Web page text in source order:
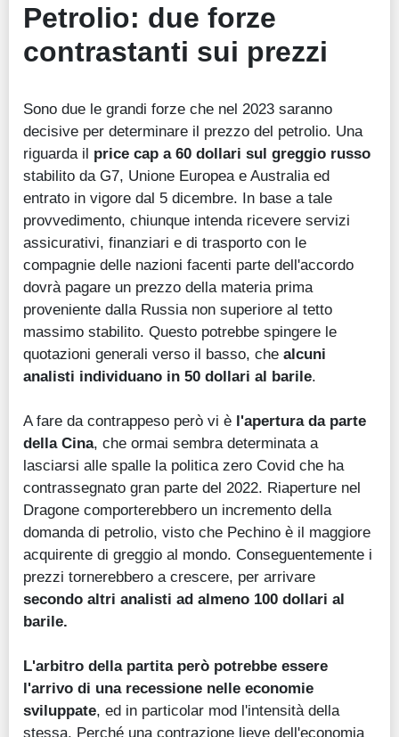
Petrolio: due forze
contrastanti sui prezzi
Sono due le grandi forze che nel 2023 saranno
decisive per determinare il prezzo del petrolio. Una
riguarda il price cap a 60 dollari sul greggio russo
stabilito da G7, Unione Europea e Australia ed
entrato in vigore dal 5 dicembre. In base a tale
provvedimento, chiunque intenda ricevere servizi
assicurativi, finanziari e di trasporto con le
compagnie delle nazioni facenti parte dell'accordo
dovrà pagare un prezzo della materia prima
proveniente dalla Russia non superiore al tetto
massimo stabilito. Questo potrebbe spingere le
quotazioni generali verso il basso, che alcuni
analisti individuano in 50 dollari al barile.
A fare da contrappeso però vi è l'apertura da parte
della Cina, che ormai sembra determinata a
lasciarsi alle spalle la politica zero Covid che ha
contrassegnato gran parte del 2022. Riaperture nel
Dragone comporterebbero un incremento della
domanda di petrolio, visto che Pechino è il maggiore
acquirente di greggio al mondo. Conseguentemente i
prezzi tornerebbero a crescere, per arrivare
secondo altri analisti ad almeno 100 dollari al
barile.
L'arbitro della partita però potrebbe essere
l'arrivo di una recessione nelle economie
sviluppate, ed in particolar mod l'intensità della
stessa. Perché una contrazione lieve dell'economia